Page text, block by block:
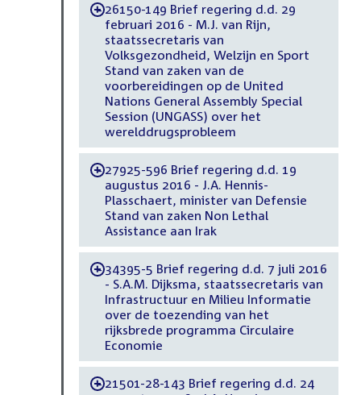
-26150-149 Brief regering d.d. 29
februari 2016 - M.J. van Rijn,
staatssecretaris van
Volksgezondheid, Welzijn en Sport
Stand van zaken van de
voorbereidingen op de United
Nations General Assembly Special
Session (UNGASS) over het
werelddrugsprobleem
-27925-596 Brief regering d.d. 19
augustus 2016 - J.A. Hennis-
Plasschaert, minister van Defensie
Stand van zaken Non Lethal
Assistance aan Irak
-34395-5 Brief regering d.d. 7 juli 2016
- S.A.M. Dijksma, staatssecretaris van
Infrastructuur en Milieu Informatie
over de toezending van het
rijksbrede programma Circulaire
Economie
-21501-28-143 Brief regering d.d. 24